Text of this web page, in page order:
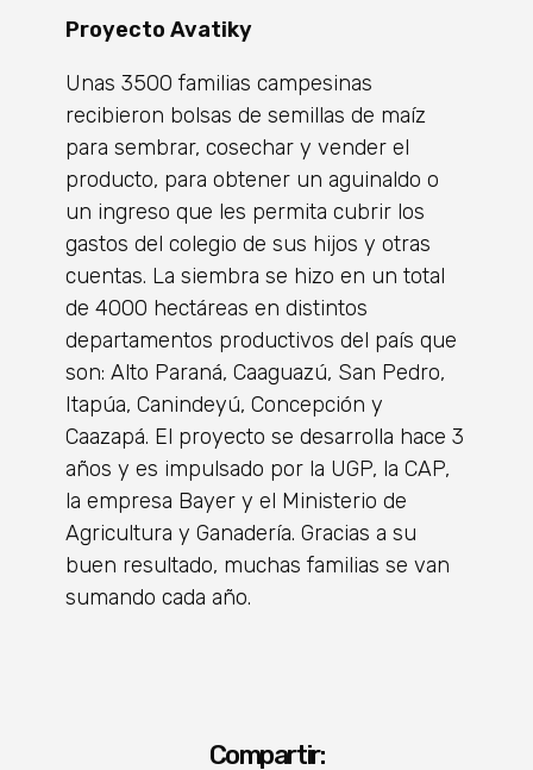
Proyecto Avatiky
Unas 3500 familias campesinas
recibieron bolsas de semillas de maíz
para sembrar, cosechar y vender el
producto, para obtener un aguinaldo o
un ingreso que les permita cubrir los
gastos del colegio de sus hijos y otras
cuentas. La siembra se hizo en un total
de 4000 hectáreas en distintos
departamentos productivos del país que
son: Alto Paraná, Caaguazú, San Pedro,
Itapúa, Canindeyú, Concepción y
Caazapá. El proyecto se desarrolla hace 3
años y es impulsado por la UGP, la CAP,
la empresa Bayer y el Ministerio de
Agricultura y Ganadería. Gracias a su
buen resultado, muchas familias se van
sumando cada año.
Compartir: